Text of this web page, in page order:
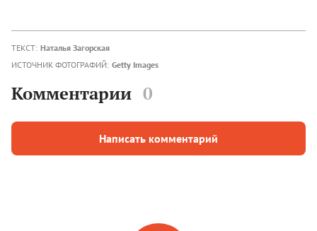
ТЕКСТ: Наталья Загорская
ИСТОЧНИК ФОТОГРАФИЙ: Getty Images
Комментарии 0
Написать комментарий